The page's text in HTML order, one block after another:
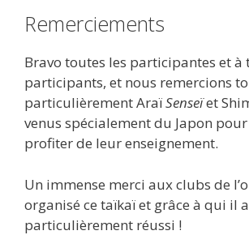
Remerciements
Bravo toutes les participantes et à
participants, et nous remercions
particulièrement AraïSenseïet
venus spécialement du Japon
profiter de leur enseignement.
Un immense merci aux clubs de
organisé ce taïkaï et grâce à qui il
particulièrement réussi !